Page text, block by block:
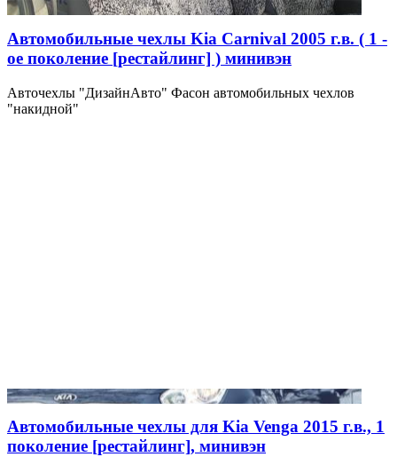
Автомобильные чехлы Kia Carnival 2005 г.в. ( 1 -
ое поколение [рестайлинг] ) минивэн
Авточехлы "ДизайнАвто" Фасон автомобильных чехлов
"накидной"
Автомобильные чехлы для Kia Venga 2015 г.в., 1
поколение [рестайлинг], минивэн